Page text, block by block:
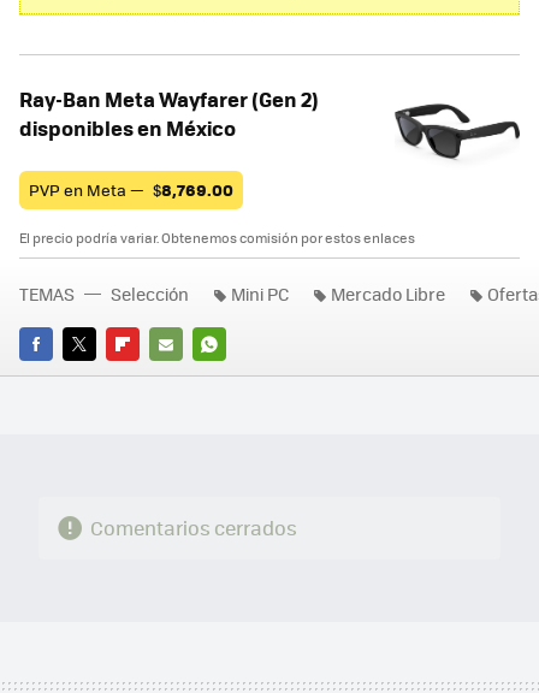
Ray-Ban Meta Wayfarer (Gen 2)
disponibles en México
PVP en Meta — $8,769.00
El precio podría variar. Obtenemos comisión por estos enlaces
FACEBOOK
TWITTERFLIPBOARD
E-
WHATSAPP
TEMAS Selección Mini PC Mercado Libre
Comentarios cerrados